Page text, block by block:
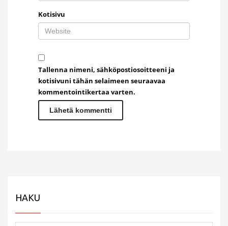
Kotisivu
Tallenna nimeni, sähköpostiosoitteeni ja
kotisivuni tähän selaimeen seuraavaa
kommentointikertaa varten.
HAKU